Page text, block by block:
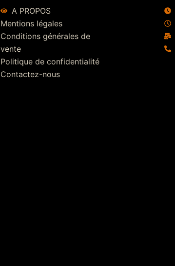
A PROPOS
Mentions légales
Conditions générales de
vente
Politique de confidentialité
Contactez-nous